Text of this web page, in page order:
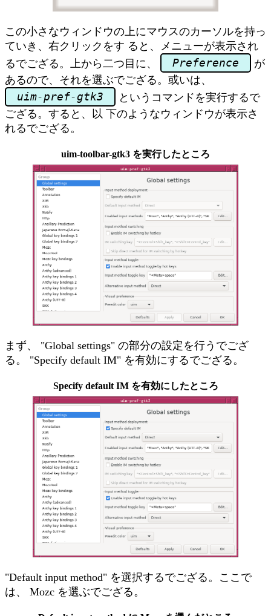
この小さなウィンドウの上にマウスのカーソルを持っ
ていき、右クリックをす ると、メニューが表示され
るでござる。上から二つ目に、
Preference
が
あるので、それを選ぶでござる。或いは、
uim-pref-gtk3
というコマンドを実行するで
ござる。すると、以 下のようなウィンドウが表示さ
れるでござる。
uim-toolbar-gtk3 を実行したところ
まず、 "Global settings" の部分の設定を行うでござ
る。 "Specify default IM" を有効にするでござる。
Specify default IM を有効にしたところ
"Default input method" を選択するでござる。ここで
は、 Mozc を選ぶでござる。